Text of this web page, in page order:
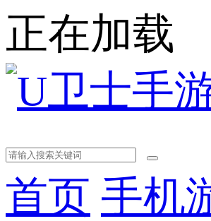
正在加载
首页 手机